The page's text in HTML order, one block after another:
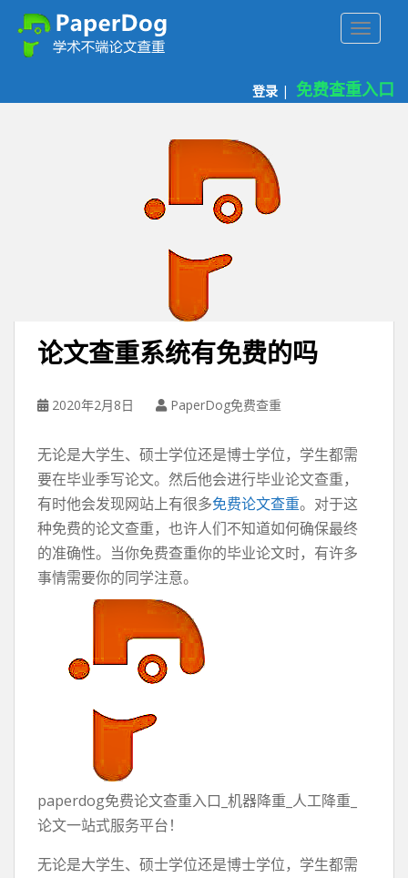
登录 | 免费查重入口
论文查重系统有免费的吗
2020年2月8日 PaperDog免费查重
无论是大学生、硕士学位还是博士学位，学生都需
要在毕业季写论文。然后他会进行毕业论文查重，
有时他会发现网站上有很多免费论文查重。对于这
种免费的论文查重，也许人们不知道如何确保最终
的准确性。当你免费查重你的毕业论文时，有许多
事情需要你的同学注意。
paperdog免费论文查重入口_机器降重_人工降重_
论文一站式服务平台！
无论是大学生、硕士学位还是博士学位，学生都需